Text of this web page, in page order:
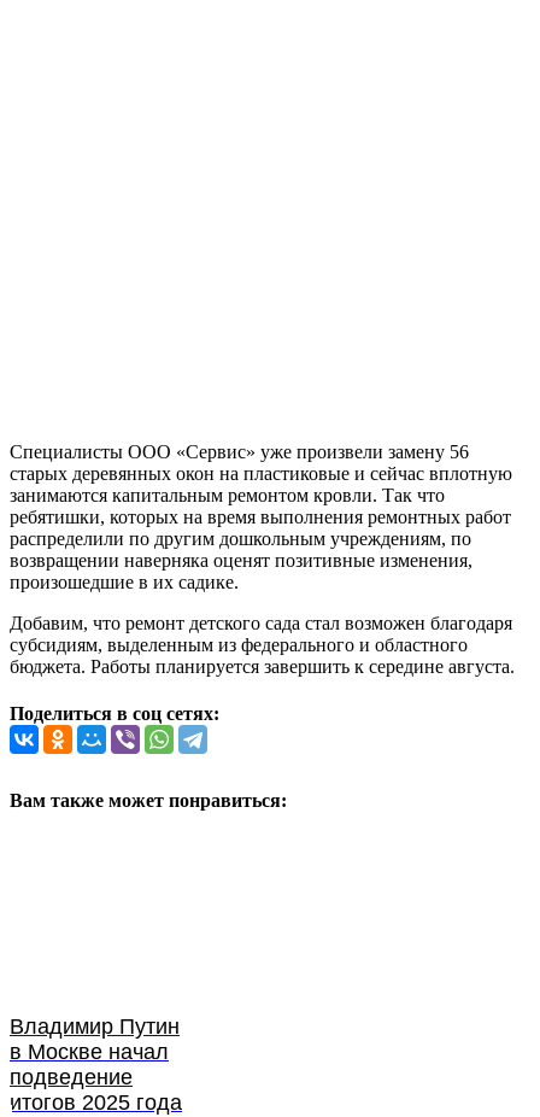
Специалисты ООО «Сервис» уже произвели замену 56
старых деревянных окон на пластиковые и сейчас вплотную
занимаются капитальным ремонтом кровли. Так что
ребятишки, которых на время выполнения ремонтных работ
распределили по другим дошкольным учреждениям, по
возвращении наверняка оценят позитивные изменения,
произошедшие в их садике.
Добавим, что ремонт детского сада стал возможен благодаря
субсидиям, выделенным из федерального и областного
бюджета. Работы планируется завершить к середине августа.
Поделиться в соц сетях:
Вам также может понравиться:
Владимир Путин
в Москве начал
подведение
итогов 2025 года